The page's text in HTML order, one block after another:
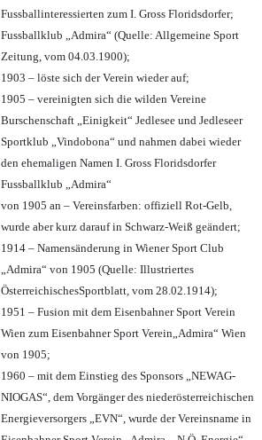
Fussballinteressierten zum I. Gross Floridsdorfer;
Fussballklub „Admira“ (Quelle: Allgemeine Sport
Zeitung, vom 04.03.1900);
1903 – löste sich der Verein wieder auf;
1905 – vereinigten sich die wilden Vereine
Burschenschaft „Einigkeit“ Jedlesee und Jedleseer
Sportklub „Vindobona“ und nahmen dabei wieder
den ehemaligen Namen I. Gross Floridsdorfer
Fussballklub „Admira“
von 1905 an – Vereinsfarben: offiziell Rot-Gelb,
wurde aber kurz darauf in Schwarz-Weiß geändert;
1914 – Namensänderung in Wiener Sport Club
„Admira“ von 1905 (Quelle: Illustriertes
ÖsterreichischesSportblatt, vom 28.02.1914);
1951 – Fusion mit dem Eisenbahner Sport Verein
Wien zum Eisenbahner Sport Verein„Admira“ Wien
von 1905;
1960 – mit dem Einstieg des Sponsors „NEWAG-
NIOGAS“, dem Vorgänger des niederösterreichischen
Energieversorgers „EVN“, wurde der Vereinsname in